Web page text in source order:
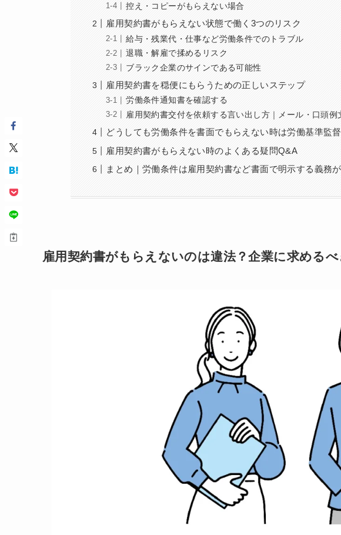
控え・コピーがもらえない場合
雇用契約書がもらえない状態で働く3つのリスク
給与・残業代・仕事など労働条件でのトラブル
退職・解雇で揉めるリスク
ブラック企業のサインである可能性
雇用契約書を穏便にもらうための正しいステップ
労働条件通知書を確認する
雇用契約書交付を依頼する言い出し方｜メール・口頭例
どうしても労働条件を書面でもらえない時は労働基準監
雇用契約書がもらえない時のよくある疑問Q&A
まとめ｜労働条件は雇用契約書など書面で明示する義務
雇用契約書がもらえないのは違法？企業に求める